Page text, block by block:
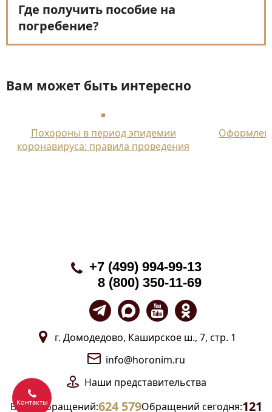
Где получить пособие на
погребение?
Вам может быть интересно
Похороны в период эпидемии
коронавируса: правила проведения
+7 (499) 994-99-13
8 (800) 350-11-69
г. Домодедово, Каширское ш., 7, стр. 1
info@horonim.ru
Наши представительства
Всего обращений:624 579Обращений сегодня:121
Контакты